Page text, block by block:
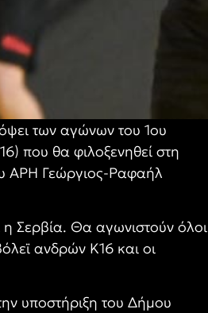
των αγώνων του 1ου
που θα φιλοξενηθεί στη
ΑΡΗ Γεώργιος-Ραφαήλ
η Σερβία. Θα αγωνιστούν όλοι
ανδρών Κ16 και οι
υποστήριξη του Δήμου